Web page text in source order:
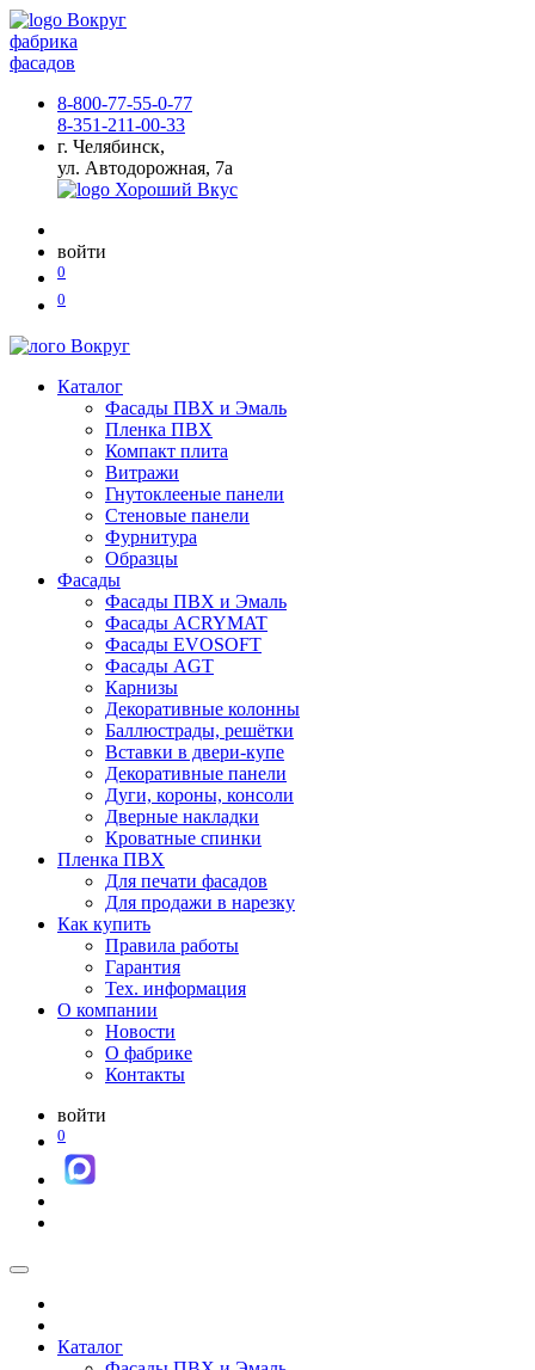
фабрика
фасадов
8-800-77-55-0-77
8-351-211-00-33
г. Челябинск,
ул. Автодорожная, 7а
войти
0
0
Каталог
Фасады ПВХ и Эмаль
Пленка ПВХ
Компакт плита
Витражи
Гнутоклееные панели
Стеновые панели
Фурнитура
Образцы
Фасады
Фасады ПВХ и Эмаль
Фасады ACRYMAT
Фасады EVOSOFT
Фасады AGT
Карнизы
Декоративные колонны
Баллюстрады, решётки
Вставки в двери-купе
Декоративные панели
Дуги, короны, консоли
Дверные накладки
Кроватные спинки
Пленка ПВХ
Для печати фасадов
Для продажи в нарезку
Как купить
Правила работы
Гарантия
Тех. информация
О компании
Новости
О фабрике
Контакты
войти
0
Каталог